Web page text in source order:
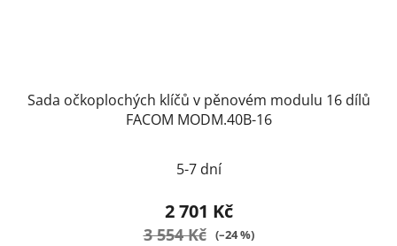
Sada očkoplochých klíčů v pěnovém modulu 16 dílů
FACOM MODM.40B-16
5-7 dní
2 701 Kč
3 554 Kč (–24 %)